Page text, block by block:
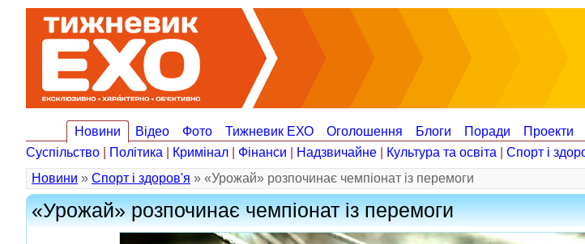
Новини Відео Фото Тижневик ЕХО Оголошення Блоги Поради
Проекти
Суспільство
Політика Кримінал Фінанси Надзвичайне Культура та освіта Спорт і
Новини » Спорт і здоров'я » «Урожай» розпочинає чемпіонат із перемоги
«Урожай» розпочинає чемпіонат із перемоги